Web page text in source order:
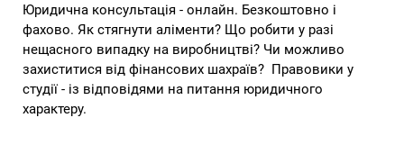
Юридична консультація - онлайн. Безкоштовно і
фахово. Як стягнути аліменти? Що робити у разі
нещасного випадку на виробництві? Чи можливо
захиститися від фінансових шахраїв? Правовики у
студії - із відповідями на питання юридичного
характеру.